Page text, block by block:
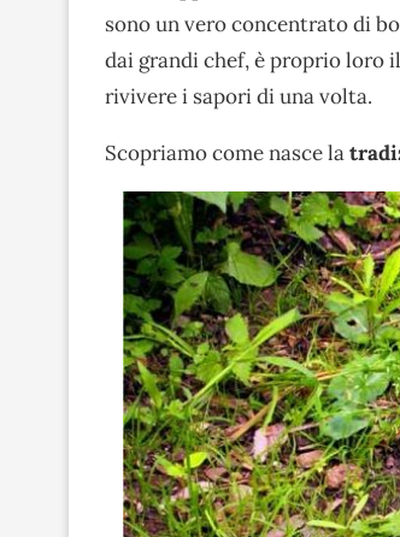
sono un vero concentrato di
dai grandi chef, è proprio loro
rivivere i sapori di una volta.
Scopriamo come nasce la